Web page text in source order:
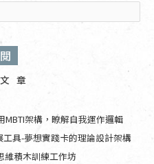
章
架構，瞭解自我運作邏輯
具-夢想實踐卡的理論設計架構
維積木訓練工作坊